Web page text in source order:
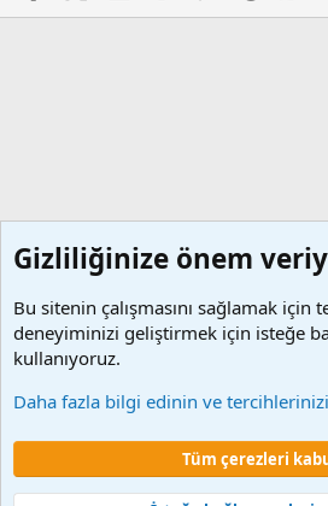
Çerezler
Şartlar ve kurallar
Gizlilik politikası
Gizliliğinize önem
Bu sitenin çalışmasını sağlamak için
deneyiminizi geliştirmek için isteğe
kullanıyoruz.
Daha fazla bilgi edinin ve tercihlerinizi
Tüm çerezleri